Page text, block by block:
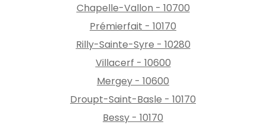
Chapelle-Vallon - 10700
Prémierfait - 10170
Rilly-Sainte-Syre - 10280
Villacerf - 10600
Mergey - 10600
Droupt-Saint-Basle - 10170
Bessy - 10170